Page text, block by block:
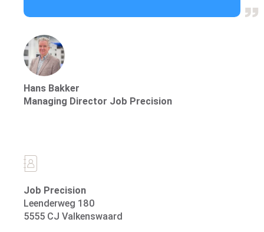
Hans Bakker
Managing Director Job Precision
Job Precision
Leenderweg 180
5555 CJ Valkenswaard